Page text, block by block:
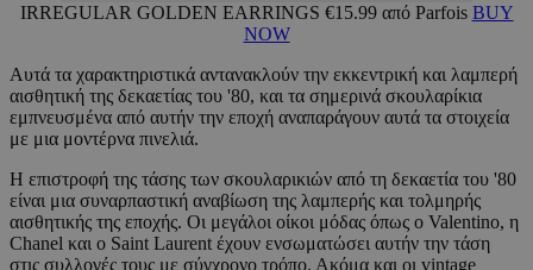
IRREGULAR GOLDEN EARRINGS €15.99 από Parfois BUY
NOW
Αυτά τα χαρακτηριστικά αντανακλούν την εκκεντρική και λαμπερή
αισθητική της δεκαετίας του '80, και τα σημερινά σκουλαρίκια
εμπνευσμένα από αυτήν την εποχή αναπαράγουν αυτά τα στοιχεία
με μια μοντέρνα πινελιά.
Η επιστροφή της τάσης των σκουλαρικιών από τη δεκαετία του '80
είναι μια συναρπαστική αναβίωση της λαμπερής και τολμηρής
αισθητικής της εποχής. Οι μεγάλοι οίκοι μόδας όπως ο Valentino, η
Chanel και ο Saint Laurent έχουν ενσωματώσει αυτήν την τάση
στις συλλογές τους με σύγχρονο τρόπο. Ακόμα και οι vintage